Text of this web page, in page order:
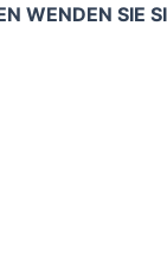
WENDEN SIE